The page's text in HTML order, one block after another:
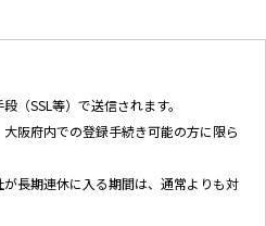
（SSL等）で送信されます。
阪府内での登録手続き可能の方に限ら
長期連休に入る期間は、通常よりも対